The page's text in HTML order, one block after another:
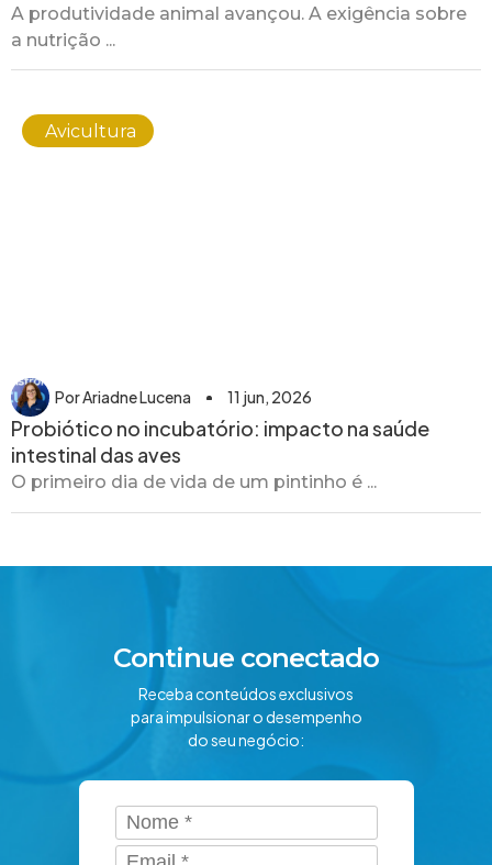
A produtividade animal avançou. A exigência sobre
a nutrição ...
Avicultura
PorAriadne Lucena 11 jun, 2026
Probiótico no incubatório: impacto na saúde
intestinal das aves
O primeiro dia de vida de um pintinho é ...
Continue conectado
Receba conteúdos exclusivos
para impulsionar o desempenho
do seu negócio: